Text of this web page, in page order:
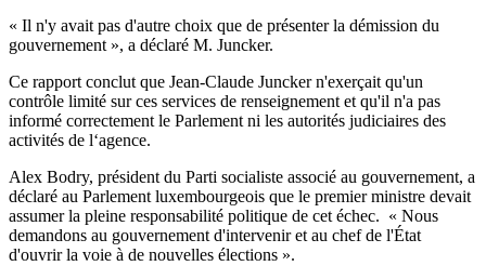
« Il n'y avait pas d'autre choix que de présenter la démission du
gouvernement », a déclaré M. Juncker.
Ce rapport conclut que Jean-Claude Juncker n'exerçait qu'un
contrôle limité sur ces services de renseignement et qu'il n'a pas
informé correctement le Parlement ni les autorités judiciaires des
activités de l‘agence.
Alex Bodry, président du Parti socialiste associé au gouvernement, a
déclaré au Parlement luxembourgeois que le premier ministre devait
assumer la pleine responsabilité politique de cet échec. « Nous
demandons au gouvernement d'intervenir et au chef de l'État
d'ouvrir la voie à de nouvelles élections ».